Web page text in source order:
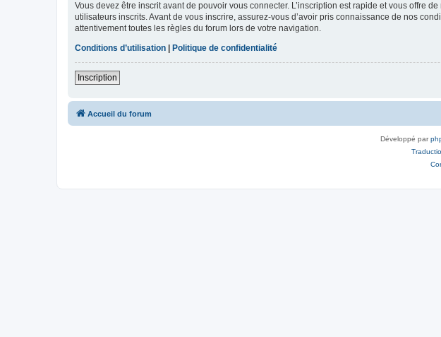
Vous devez être inscrit avant de pouvoir vous connecter. L’inscription est rapide et vous offre
utilisateurs inscrits. Avant de vous inscrire, assurez-vous d’avoir pris connaissance de nos
attentivement toutes les règles du forum lors de votre navigation.
Conditions d’utilisation
Politique de confidentialité
Inscription
Accueil du forum
Développé par